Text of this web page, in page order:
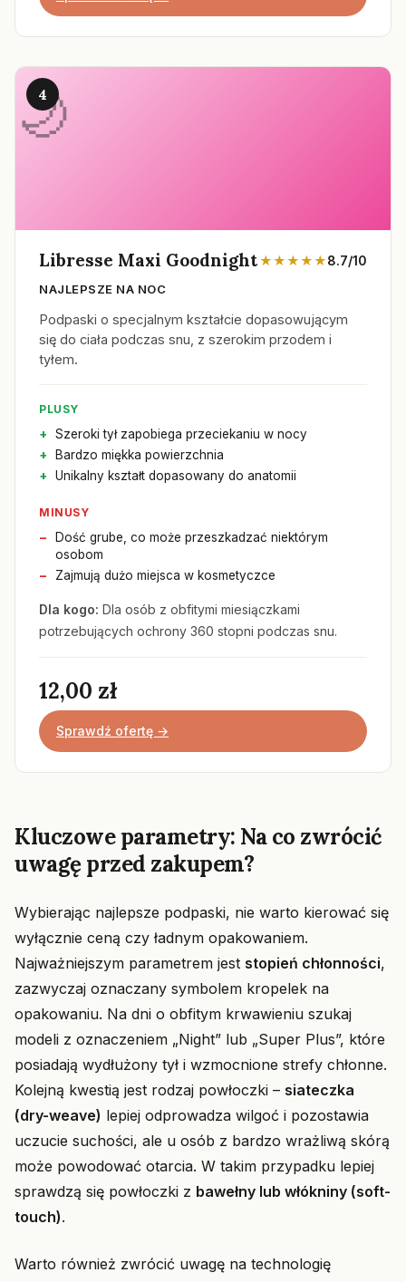
4
Libresse Maxi Goodnight★★★★★8.7/10
NAJLEPSZE NA NOC
Podpaski o specjalnym kształcie dopasowującym
się do ciała podczas snu, z szerokim przodem i
tyłem.
PLUSY
Szeroki tył zapobiega przeciekaniu w nocy
Bardzo miękka powierzchnia
Unikalny kształt dopasowany do anatomii
MINUSY
Dość grube, co może przeszkadzać niektórym
osobom
Zajmują dużo miejsca w kosmetyczce
Dla kogo: Dla osób z obfitymi miesiączkami
potrzebujących ochrony 360 stopni podczas snu.
12,00 zł
Sprawdź ofertę →
Kluczowe parametry: Na co zwrócić
uwagę przed zakupem?
Wybierając najlepsze podpaski, nie warto kierować się
wyłącznie ceną czy ładnym opakowaniem.
Najważniejszym parametrem jest stopień chłonności,
zazwyczaj oznaczany symbolem kropelek na
opakowaniu. Na dni o obfitym krwawieniu szukaj
modeli z oznaczeniem „Night” lub „Super Plus”, które
posiadają wydłużony tył i wzmocnione strefy chłonne.
Kolejną kwestią jest rodzaj powłoczki – siateczka
(dry-weave) lepiej odprowadza wilgoć i pozostawia
uczucie suchości, ale u osób z bardzo wrażliwą skórą
może powodować otarcia. W takim przypadku lepiej
sprawdzą się powłoczki z bawełny lub włókniny (soft-
touch).
Warto również zwrócić uwagę na technologię